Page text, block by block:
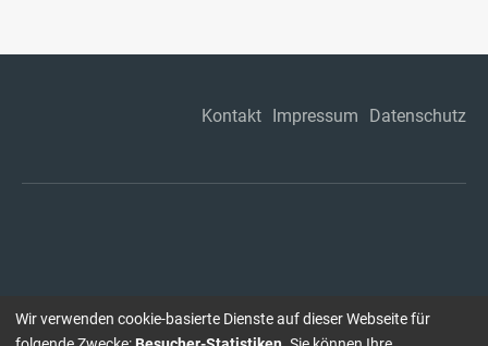
Kontakt Impressum Datenschutz
Wir verwenden cookie-basierte Dienste auf dieser Webseite für